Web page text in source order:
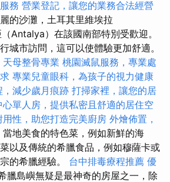
務 營業登記，讓您的業務合法經營
的沙灘，土耳其里維埃拉
Antalya）在該國南部特別受歡迎。
城市訪問，這可以使體驗更加舒適。
天母整骨專業 桃園滅鼠服務，專業處
專業兒童眼科，為孩子的視力健康
減少歲月痕跡 打掃家裡，讓您的居
心單人房，提供私密且舒適的居住空
性，助您打造完美廚房 外燴佈置，
當地美食的特色菜，例如新鮮的海
以及傳統的希臘食品，例如穆薩卡或
的希臘經驗。 台中排毒療程推薦 優
臘島嶼無疑是最神奇的房屋之一，除